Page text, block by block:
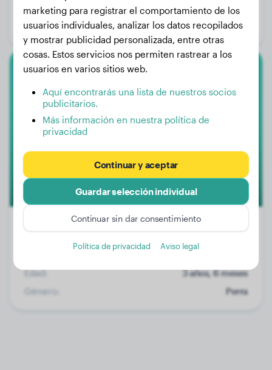
Edad:
2 años, 5 meses
Género:
Perra
Edad:
3 años, 6 meses
Género:
Perra
marketing para registrar el comportamiento de los
usuarios individuales, analizar los datos recopilados
y mostrar publicidad personalizada, entre otras
cosas. Estos servicios nos permiten rastrear a los
usuarios en varios sitios web.
Aquí encontrarás una lista de nuestros socios
publicitarios.
Más información en nuestra política de
privacidad
Continuar y aceptar
Guardar selección individual
Continuar sin dar consentimiento
Política de privacidad Aviso legal